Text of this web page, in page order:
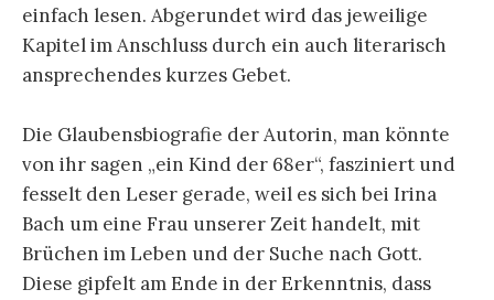
einfach lesen. Abgerundet wird das jeweilige
Kapitel im Anschluss durch ein auch literarisch
ansprechendes kurzes Gebet.
Die Glaubensbiografie der Autorin, man könnte
von ihr sagen „ein Kind der 68er“, fasziniert und
fesselt den Leser gerade, weil es sich bei Irina
Bach um eine Frau unserer Zeit handelt, mit
Brüchen im Leben und der Suche nach Gott.
Diese gipfelt am Ende in der Erkenntnis, dass